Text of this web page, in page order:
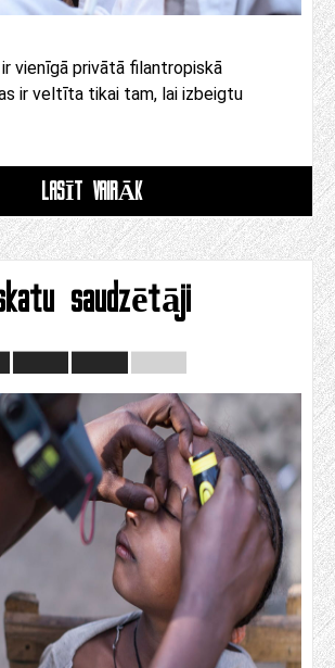
vienīgā privātā filantropiskā
ir veltīta tikai tam, lai izbeigtu
LASĪT VAIRĀK
saudzētāji